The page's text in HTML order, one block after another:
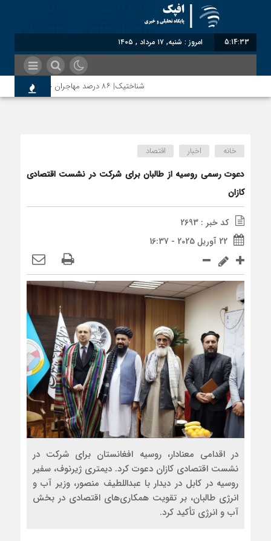
5:14:33 امروز : شنبه, ۱۷ مرداد , ۱۴۰۵
شناختیک| ۸۶ درصد مهاجران حامی ایران در جنگ؛ ۷۵ درصد مهاجران دولت چهاردهم را خیرخواه خود نمی‌دانند
خانه
اخبار اقتصاد
دعوت رسمی روسیه از طالبان برای شرکت در نشست اقتصادی
کازان
کد خبر : 2693
22 آوریل 2025 - 16:37
در اقدامی معنادار، روسیه افغانستان برای شرکت در
نشست اقتصادی کازان دعوت کرد. دیمتری ژیرنوف، سفیر
روسیه در کابل در دیدار با عبداللطیف منصور، وزیر آب و
انرژی طالبان، بر تقویت همکاری‌های اقتصادی در بخش
آب و انرژی تأکید کرد.